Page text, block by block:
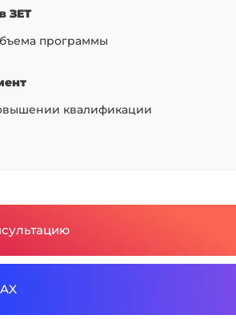
ЗЕТ
программы
квалификации